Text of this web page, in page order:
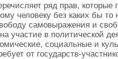
ряд прав, которые
человеку без каких бы
самовыражения и
участие в политической
социальные и
от государств-